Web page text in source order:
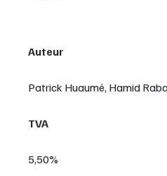
Auteur
Patrick Huaumé, Hamid
TVA
5,50%